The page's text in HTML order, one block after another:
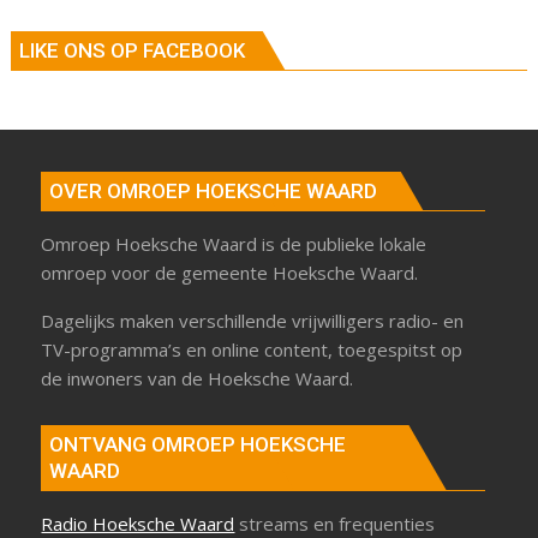
LIKE ONS OP FACEBOOK
OVER OMROEP HOEKSCHE WAARD
Omroep Hoeksche Waard is de publieke lokale
omroep voor de gemeente Hoeksche Waard.
Dagelijks maken verschillende vrijwilligers radio- en
TV-programma’s en online content, toegespitst op
de inwoners van de Hoeksche Waard.
ONTVANG OMROEP HOEKSCHE
WAARD
Radio Hoeksche Waard streams en frequenties